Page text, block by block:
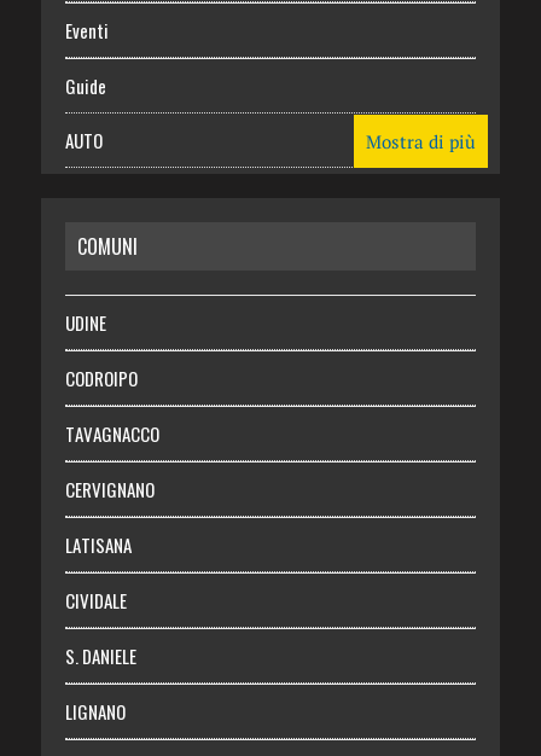
Eventi
Guide
AUTO
RISPARMIO
SALUTE
Necrologie
Chi siamo
Abbonati
Login
Mostra di più
COMUNI
UDINE
CODROIPO
TAVAGNACCO
CERVIGNANO
LATISANA
CIVIDALE
S. DANIELE
LIGNANO